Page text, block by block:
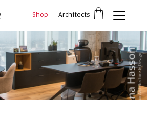
דלג לסרגל הניווט
Shop Architectsפתיחת
חלונית
עגלה
אין מוצרים בעגלה
סגור
כבר רשומים?